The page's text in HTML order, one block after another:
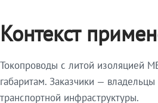
Контекст
Токопроводы с литой изоляцией
габаритам. Заказчики —
транспортной инфраструктуры.